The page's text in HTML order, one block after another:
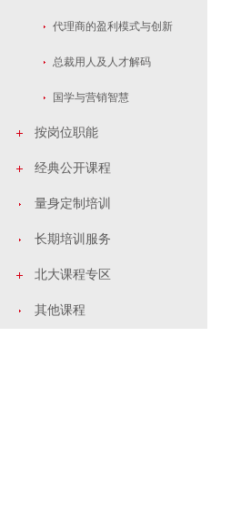
代理商的盈利模式与创新
总裁用人及人才解码
国学与营销智慧
按岗位职能
经典公开课程
量身定制培训
长期培训服务
北大课程专区
其他课程